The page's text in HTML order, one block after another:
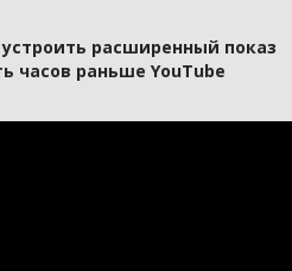
расширенный показ
часов раньше YouTube